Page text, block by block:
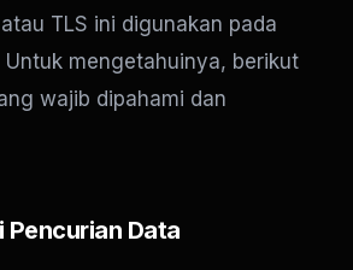
TLS ini digunakan pada
Untuk mengetahuinya, berikut
wajib dipahami dan
Pencurian Data